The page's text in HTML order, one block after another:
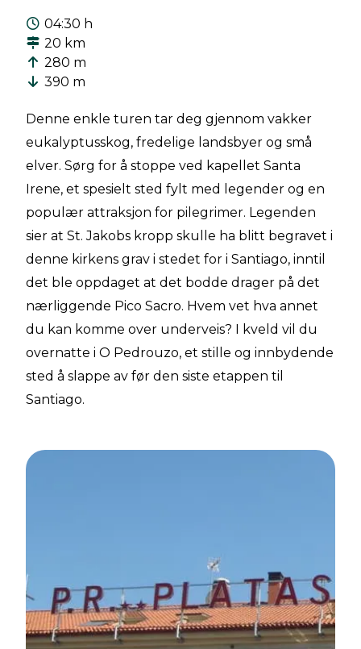
04:30 h
20 km
280 m
390 m
Denne enkle turen tar deg gjennom vakker
eukalyptusskog, fredelige landsbyer og små
elver. Sørg for å stoppe ved kapellet Santa
Irene, et spesielt sted fylt med legender og en
populær attraksjon for pilegrimer. Legenden
sier at St. Jakobs kropp skulle ha blitt begravet i
denne kirkens grav i stedet for i Santiago, inntil
det ble oppdaget at det bodde drager på det
nærliggende Pico Sacro. Hvem vet hva annet
du kan komme over underveis? I kveld vil du
overnatte i O Pedrouzo, et stille og innbydende
sted å slappe av før den siste etappen til
Santiago.